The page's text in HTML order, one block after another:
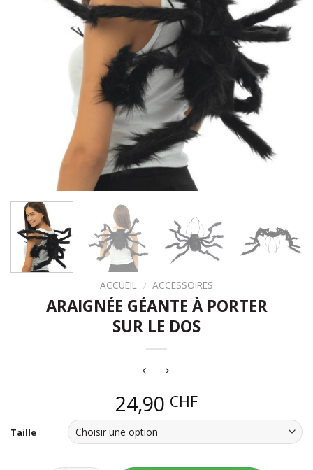
ACCUEIL / ACCESSOIRES
ARAIGNÉE GÉANTE À PORTER
SUR LE DOS
24,90 CHF
Taille